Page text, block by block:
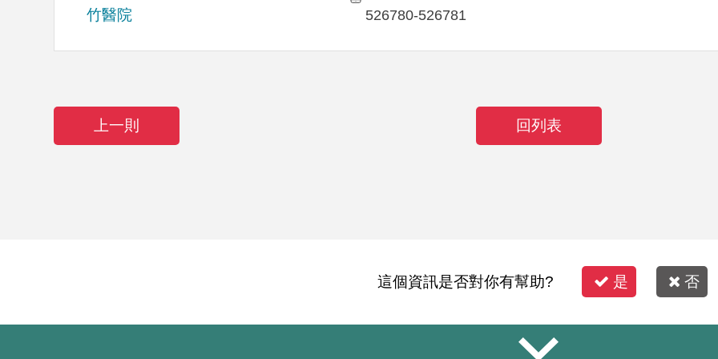
竹醫院
526780-526781
上一則 回列表
這個資訊是否對你有幫助? 是 否